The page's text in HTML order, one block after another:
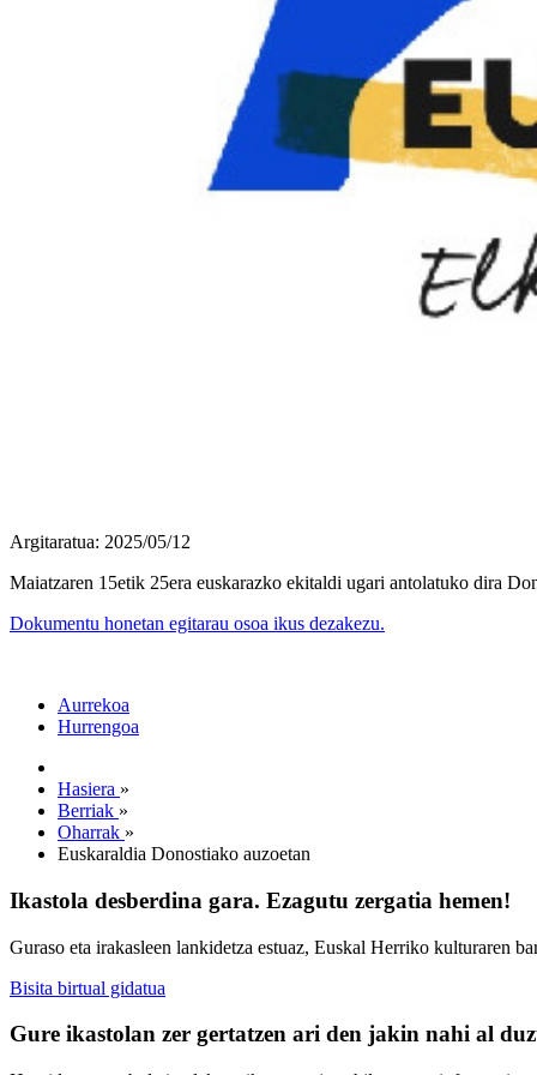
Argitaratua: 2025/05/12
Maiatzaren 15etik 25era euskarazko ekitaldi ugari antolatuko dira
Dokumentu honetan egitarau osoa ikus dezakezu.
Aurrekoa
Hurrengoa
Hasiera »
Berriak »
Oharrak »
Euskaraldia Donostiako auzoetan
Ikastola desberdina gara. Ezagutu zergatia hemen!
Guraso eta irakasleen lankidetza estuaz, Euskal Herriko kulturaren
Bisita birtual gidatua
Gure ikastolan zer gertatzen ari den jakin nahi al